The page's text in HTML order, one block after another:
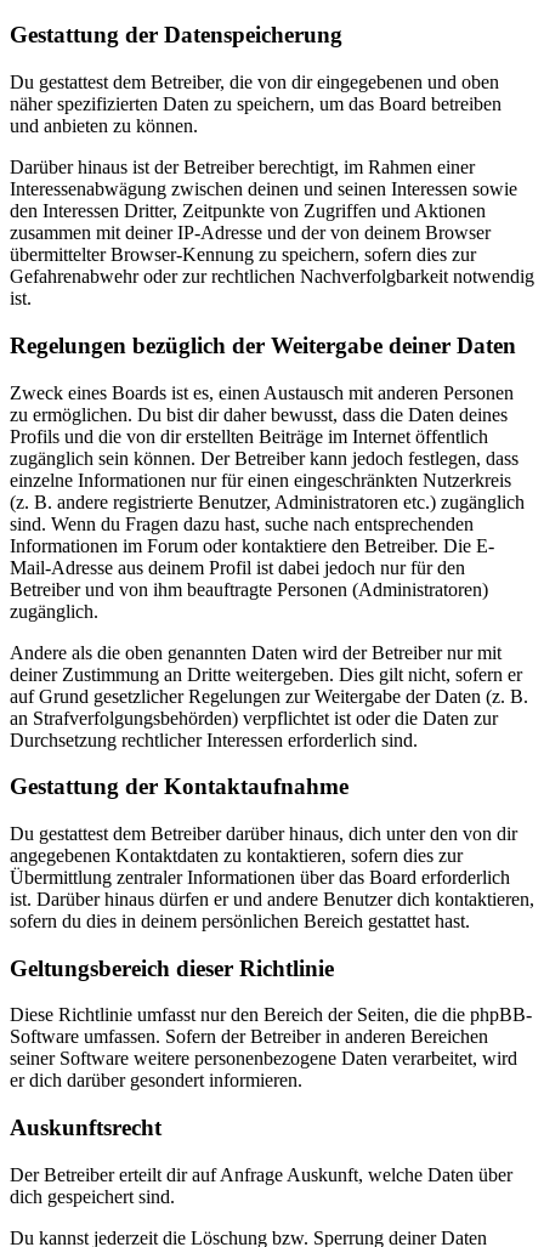
Gestattung der Datenspeicherung
Du gestattest dem Betreiber, die von dir eingegebenen und oben
näher spezifizierten Daten zu speichern, um das Board betreiben
und anbieten zu können.
Darüber hinaus ist der Betreiber berechtigt, im Rahmen einer
Interessenabwägung zwischen deinen und seinen Interessen sowie
den Interessen Dritter, Zeitpunkte von Zugriffen und Aktionen
zusammen mit deiner IP-Adresse und der von deinem Browser
übermittelter Browser-Kennung zu speichern, sofern dies zur
Gefahrenabwehr oder zur rechtlichen Nachverfolgbarkeit notwendig
ist.
Regelungen bezüglich der Weitergabe deiner Daten
Zweck eines Boards ist es, einen Austausch mit anderen Personen
zu ermöglichen. Du bist dir daher bewusst, dass die Daten deines
Profils und die von dir erstellten Beiträge im Internet öffentlich
zugänglich sein können. Der Betreiber kann jedoch festlegen, dass
einzelne Informationen nur für einen eingeschränkten Nutzerkreis
(z. B. andere registrierte Benutzer, Administratoren etc.) zugänglich
sind. Wenn du Fragen dazu hast, suche nach entsprechenden
Informationen im Forum oder kontaktiere den Betreiber. Die E-
Mail-Adresse aus deinem Profil ist dabei jedoch nur für den
Betreiber und von ihm beauftragte Personen (Administratoren)
zugänglich.
Andere als die oben genannten Daten wird der Betreiber nur mit
deiner Zustimmung an Dritte weitergeben. Dies gilt nicht, sofern er
auf Grund gesetzlicher Regelungen zur Weitergabe der Daten (z. B.
an Strafverfolgungsbehörden) verpflichtet ist oder die Daten zur
Durchsetzung rechtlicher Interessen erforderlich sind.
Gestattung der Kontaktaufnahme
Du gestattest dem Betreiber darüber hinaus, dich unter den von dir
angegebenen Kontaktdaten zu kontaktieren, sofern dies zur
Übermittlung zentraler Informationen über das Board erforderlich
ist. Darüber hinaus dürfen er und andere Benutzer dich kontaktieren,
sofern du dies in deinem persönlichen Bereich gestattet hast.
Geltungsbereich dieser Richtlinie
Diese Richtlinie umfasst nur den Bereich der Seiten, die die phpBB-
Software umfassen. Sofern der Betreiber in anderen Bereichen
seiner Software weitere personenbezogene Daten verarbeitet, wird
er dich darüber gesondert informieren.
Auskunftsrecht
Der Betreiber erteilt dir auf Anfrage Auskunft, welche Daten über
dich gespeichert sind.
Du kannst jederzeit die Löschung bzw. Sperrung deiner Daten